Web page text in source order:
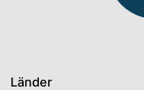
Länder